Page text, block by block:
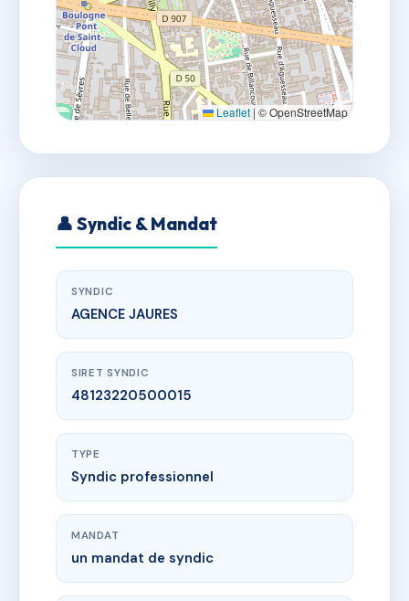
Leaflet|© OpenStreetMap
👤 Syndic & Mandat
SYNDIC
AGENCE JAURES
SIRET SYNDIC
48123220500015
TYPE
Syndic professionnel
MANDAT
un mandat de syndic